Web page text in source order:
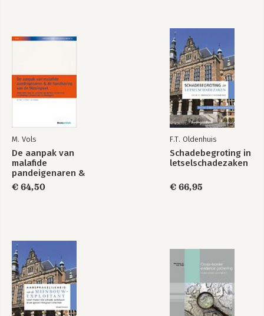
M. Vols
De aanpak van
malafide
pandeigenaren &
de handhaving van
de Woningwet
€ 64,50
F.T. Oldenhuis
Schadebegroting in
letselschadezaken
€ 66,95